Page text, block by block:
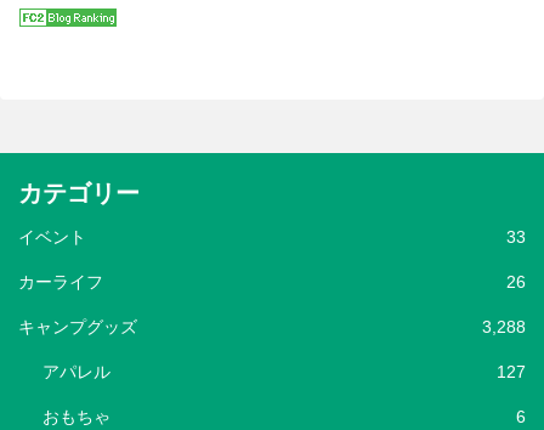
カテゴリー
イベント 33
カーライフ 26
キャンプグッズ 3,288
アパレル 127
おもちゃ 6